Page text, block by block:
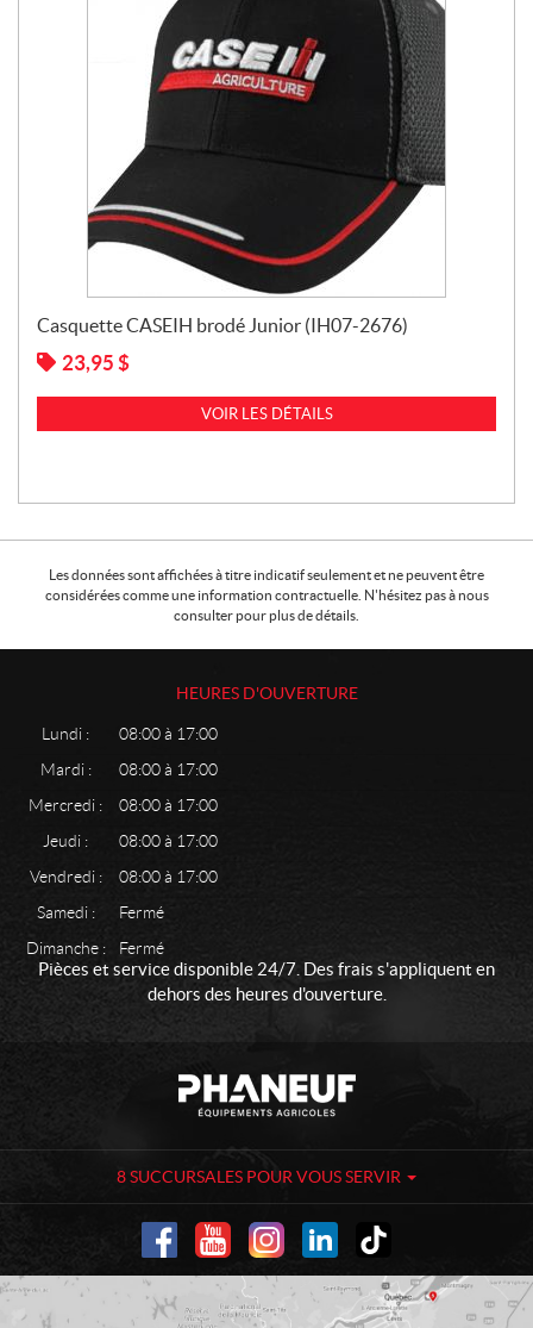
Casquette CASEIH brodé Junior (IH07-2676)
23,95 $
VOIR LES DÉTAILS
Les données sont affichées à titre indicatif seulement et ne peuvent être
considérées comme une information contractuelle. N'hésitez pas à nous
consulter pour plus de détails.
HEURES D'OUVERTURE
Lundi :
08:00 à 17:00
Mardi :
08:00 à 17:00
Mercredi :
08:00 à 17:00
Jeudi :
08:00 à 17:00
Vendredi :
08:00 à 17:00
Samedi :
Fermé
Dimanche :
Fermé
Pièces et service disponible 24/7. Des frais s'appliquent en
dehors des heures d'ouverture.
t
c
n
u
É
q
8 SUCCURSALES POUR VOUS SERVIR